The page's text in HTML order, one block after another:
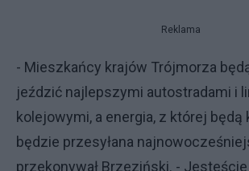
Reklama
- Mieszkańcy krajów Trójmorza
jeździć najlepszymi autostradami i
kolejowymi, a energia, z której będą
będzie przesyłana
przekonywał Brzeziński. -